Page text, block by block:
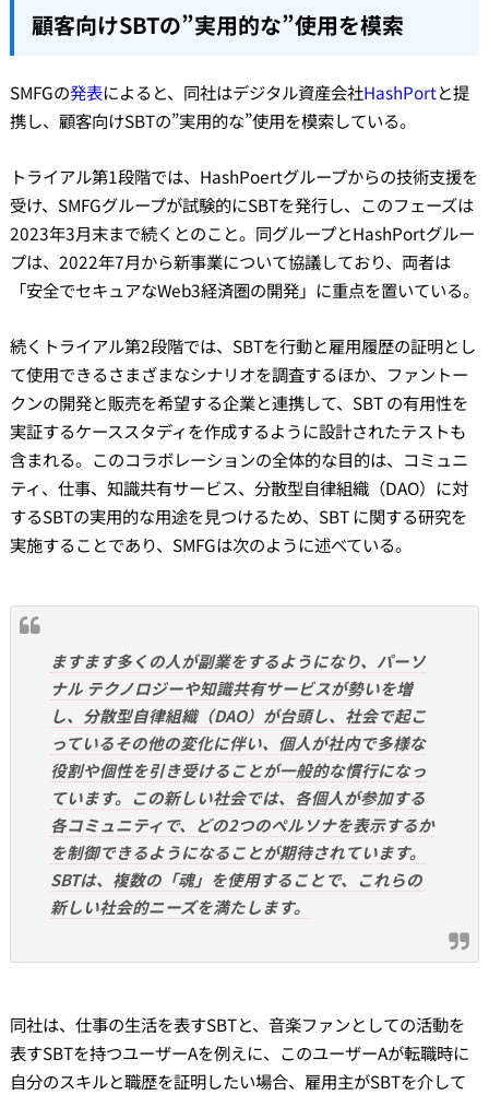
顧客向けSBTの”実用的な”使用を模索
SMFGの発表によると、同社はデジタル資産会社HashPortと提
携し、顧客向けSBTの”実用的な”使用を模索している。
トライアル第1段階では、HashPoertグループからの技術支援を
受け、SMFGグループが試験的にSBTを発行し、このフェーズは
2023年3月末まで続くとのこと。同グループとHashPortグルー
プは、2022年7月から新事業について協議しており、両者は
「安全でセキュアなWeb3経済圏の開発」に重点を置いている。
続くトライアル第2段階では、SBTを行動と雇用履歴の証明とし
て使用できるさまざまなシナリオを調査するほか、ファントー
クンの開発と販売を希望する企業と連携して、SBT の有用性を
実証するケーススタディを作成するように設計されたテストも
含まれる。このコラボレーションの全体的な目的は、コミュニ
ティ、仕事、知識共有サービス、分散型自律組織（DAO）に対
するSBTの実用的な用途を見つけるため、SBT に関する研究を
実施することであり、SMFGは次のように述べている。
ますます多くの人が副業をするようになり、パーソ
ナル テクノロジーや知識共有サービスが勢いを増
し、分散型自律組織（DAO）が台頭し、社会で起こ
っているその他の変化に伴い、個人が社内で多様な
役割や個性を引き受けることが一般的な慣行になっ
ています。この新しい社会では、各個人が参加する
各コミュニティで、どの2つのペルソナを表示するか
を制御できるようになることが期待されています。
SBTは、複数の「魂」を使用することで、これらの
新しい社会的ニーズを満たします。
同社は、仕事の生活を表すSBTと、音楽ファンとしての活動を
表すSBTを持つユーザーAを例えに、このユーザーAが転職時に
自分のスキルと職歴を証明したい場合、雇用主がSBTを介して